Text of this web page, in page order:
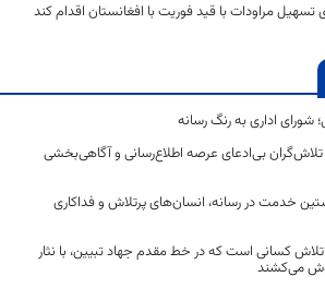
تسهیل مراودات با قید فوریت با افغانستان اقدام کند
شورای اداری به رنگ رسانه
بی‌ادعای عرصه اطلاع‌رسانی و آگاهی‌بخشی
خدمت در رسانه، انسان‌های پرتلاش و فداکاری
تلاش کسانی است که در خط مقدم جهاد تبیین، با نثار
می‌کشند